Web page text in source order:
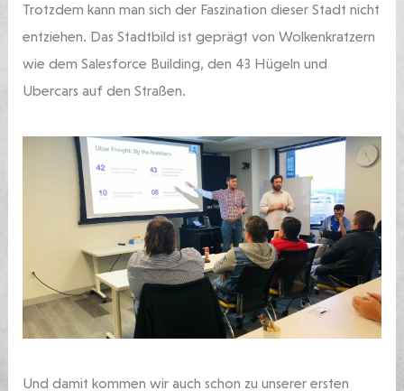
Trotzdem kann man sich der Faszination dieser Stadt nicht
entziehen. Das Stadtbild ist geprägt von Wolkenkratzern
wie dem Salesforce Building, den 43 Hügeln und
Ubercars auf den Straßen.
Und damit kommen wir auch schon zu unserer ersten